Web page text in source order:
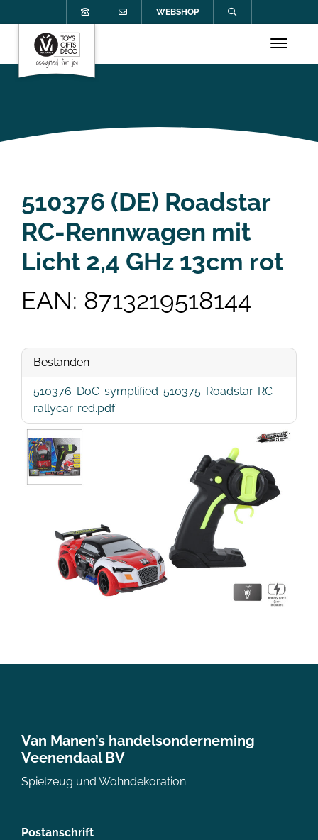
WEBSHOP
510376 (DE) Roadstar
RC-Rennwagen mit
Licht 2,4 GHz 13cm rot
EAN: 8713219518144
Bestanden
510376-DoC-symplified-510375-Roadstar-RC-
rallycar-red.pdf
Van Manen’s handelsonderneming
Veenendaal BV
Spielzeug und Wohndekoration
Postanschrift